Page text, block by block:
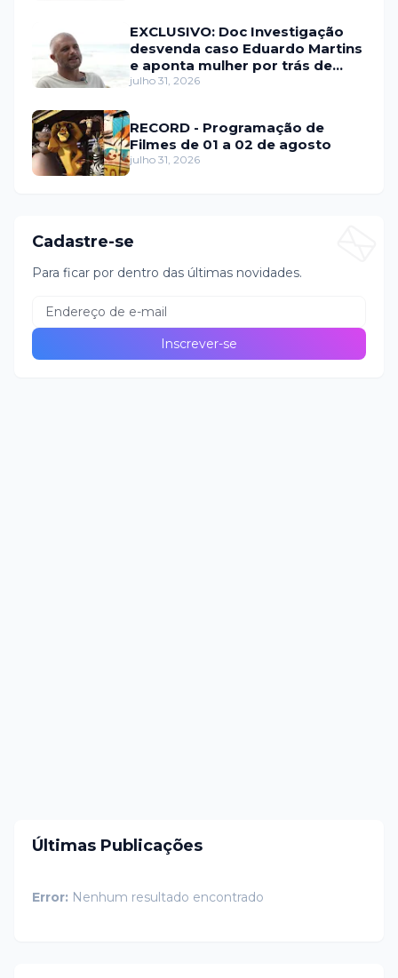
EXCLUSIVO: Doc Investigação
desvenda caso Eduardo Martins
e aponta mulher por trás de
fraude internacional
julho 31, 2026
RECORD - Programação de
Filmes de 01 a 02 de agosto
julho 31, 2026
Cadastre-se
Para ficar por dentro das últimas novidades.
Últimas Publicações
Error: Nenhum resultado encontrado